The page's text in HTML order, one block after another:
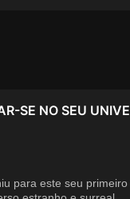
SE NO SEU
para este seu primeiro